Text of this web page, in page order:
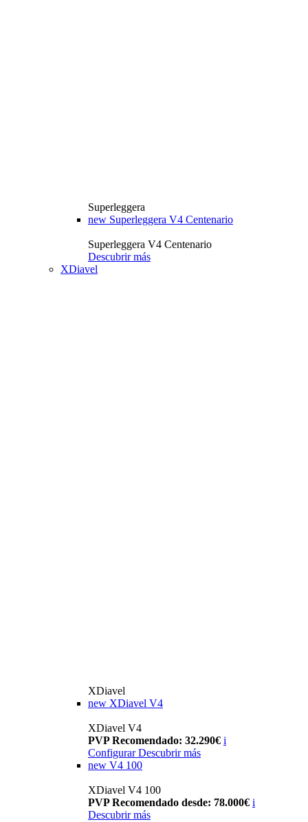
Superleggera
new Superleggera V4 Centenario
Superleggera V4 Centenario
Descubrir más
XDiavel
XDiavel
new XDiavel V4
XDiavel V4
PVP Recomendado: 32.290€ i
Configurar Descubrir más
new V4 100
XDiavel V4 100
PVP Recomendado desde: 78.000€ i
Descubrir más